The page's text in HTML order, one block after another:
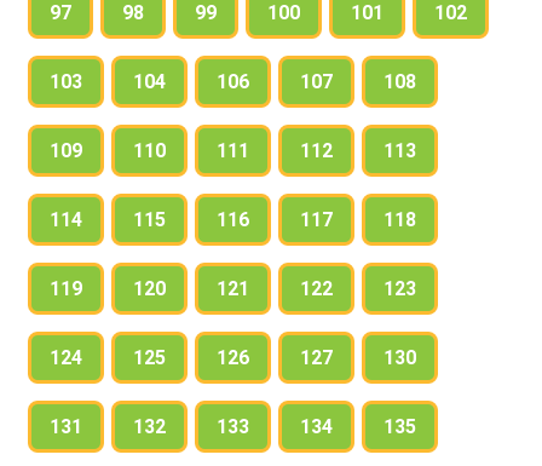
97 98 99 100 101 102
103 104 106 107 108
109 110 111 112 113
114 115 116 117 118
119 120 121 122 123
124 125 126 127 130
131 132 133 134 135